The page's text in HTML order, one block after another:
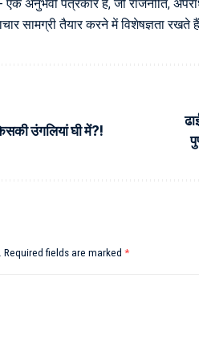
एक अनुभवी पत्रकार हैं, जो राजनीति,
सामग्री तैयार करने में विशेषज्ञता रखते
उंगलियां घी में?!
Required fields are marked *